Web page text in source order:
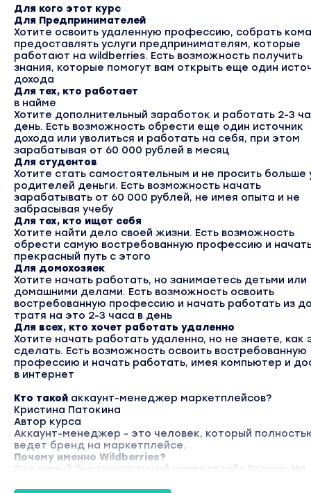
Для кого этот курс
Для Предпринимателей
Хотите освоить удаленную профессию, собрать
предоставлять услуги предпринимателям, которые
работают на wildberries. Есть возможность получить
знания, которые помогут вам открыть еще один
дохода
Для тех, кто работает
в найме
Хотите дополнительный заработок и работать 2-3
день. Есть возможность обрести еще один источник
дохода или уволиться и работать на себя, при этом
зарабатывая от 60 000 рублей в месяц
Для студентов
Хотите стать самостоятельным и не просить больше
родителей деньги. Есть возможность начать
зарабатывать от 60 000 рублей, не имея опыта и не
забрасывая учебу
Для тех, кто ищет себя
Хотите найти дело своей жизни. Есть возможность
обрести самую востребованную профессию и
прекрасный путь с этого
Для домохозяек
Хотите начать работать, но занимаетесь детьми или
домашними делами. Есть возможность освоить
востребованную профессию и начать работать из
тратя на это 2-3 часа в день
Для всех, кто хочет работать удаленно
Хотите начать работать удаленно, но не знаете, как
сделать. Есть возможность освоить востребованную
профессию и начать работать, имея компьютер и
в интернет
Кто такой аккаунт-менеджер маркетплейсов?
Кристина Патокина
Автор курса
Аккаунт-менеджер - это человек, который
ведет бренд на маркетплейсе.
Почему именно Wildberries?
Это самый быстрорастущий маркетплейс России. На